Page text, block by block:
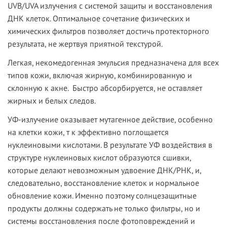
UVB/UVA излучения с системой защиты и восстановления
ДНК клеток. Оптимальное сочетание физических и
химических фильтров позволяет достичь протекторного
результата, не жертвуя приятной текстурой.
Легкая, некомедогенная эмульсия предназначена для всех
типов кожи, включая жирную, комбинированную и
склонную к акне. Быстро абсорбируется, не оставляет
жирных и белых следов.
УФ-излучение оказывает мутагенное действие, особенно
на клетки кожи, т к эффективно поглощается
нуклеиновыми кислотами. В результате УФ воздействия в
структуре нуклеиновых кислот образуются сшивки,
которые делают невозможным удвоение ДНК/РНК, и,
следовательно, восстановление клеток и нормальное
обновление кожи. Именно поэтому солнцезащитные
продукты должны содержать не только фильтры, но и
системы восстановления после фотоповреждений и